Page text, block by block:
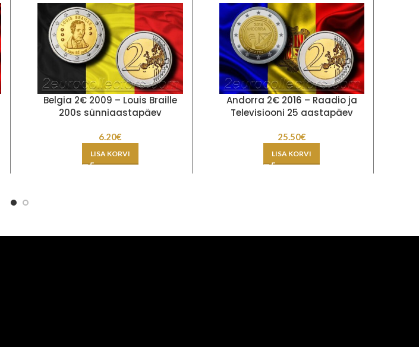
Belgia 2€ 2009 – Louis Braille
200s sünniaastapäev
6.20€
LISA KORVI
Andorra 2€ 2016 – Raadio ja
Televisiooni 25 aastapäev
25.50€
LISA KORVI